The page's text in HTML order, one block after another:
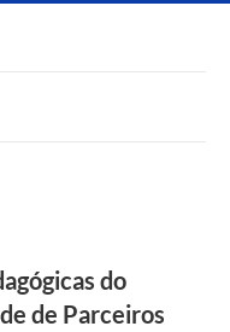
do
de Parceiros